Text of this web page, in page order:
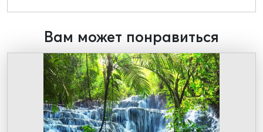
Вам может понравиться